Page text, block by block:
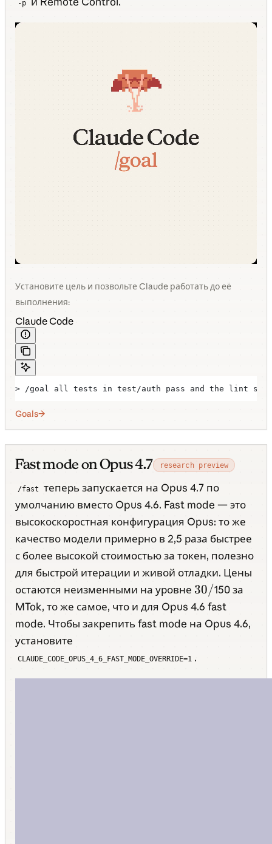
-p
Установите цель и позвольте Claude работать до её
выполнения:
Claude Code
> /goal all tests in test/auth pass and the lint
Goals
Fast mode on Opus 4.7 research preview
/fast
теперь запускается на Opus 4.7 по
умолчанию вместо Opus 4.6. Fast mode — это
высокоскоростная конфигурация Opus: то же
качество модели примерно в 2,5 раза быстрее
с более высокой стоимостью за токен, полезно
для быстрой итерации и живой отладки. Цены
остаются неизменными на уровне 30/
30/150 за
MTok, то же самое, что и для Opus 4.6 fast
mode. Чтобы закрепить fast mode на Opus 4.6,
установите
CLAUDE_CODE_OPUS_4_6_FAST_MODE_OVERRIDE=1 .